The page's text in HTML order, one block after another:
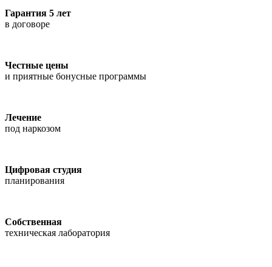
Гарантия 5 лет
в договоре
Честные цены
и приятные бонусные программы
Лечение
под наркозом
Цифровая студия
планирования
Собственная
техническая лаборатория